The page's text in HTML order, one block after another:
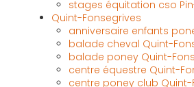
stages équitation cso
Quint-Fonsegrives
anniversaire enfants
balade cheval Quint-
balade poney Quint-
centre équestre Quint-
centre poney club Quint-